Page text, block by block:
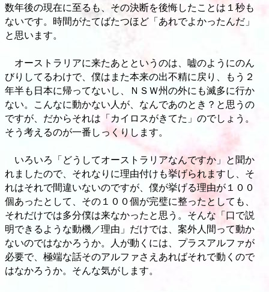
数年後の現在に至るも、その決断を後悔したことは１秒も
ないです。時間がたてばたつほど「あれでよかったんだ」
と思います。
オーストラリアに来たあとというのは、嘘のようにのん
びりしてるわけで、僕はまた本来の出不精に戻り、もう２
年半も日本に帰ってないし、ＮＳＷ州の外にも滅多に行か
ない。こんなに動かない人が、なんであのとき？と思うの
ですが、だからそれは「カイロスがきてた」のでしょう。
そう考えるのが一番しっくりします。
いろいろ「どうしてオーストラリアなんですか」と聞か
れましたので、それなりに理由付けも挙げられますし、そ
れはそれで間違いないのですが、僕が挙げる理由が１００
個あったとして、その１００個が完璧に整ったとしても、
それだけでは多分僕は来なかったと思う。そんな「口で説
明できるような動機／理由」だけでは、案外人間って動か
ないのではなかろうか。人が動くには、プラスアルファが
必要で、極端な話そのアルファさえあればそれで動くので
はなかろうか。そんな気がします。